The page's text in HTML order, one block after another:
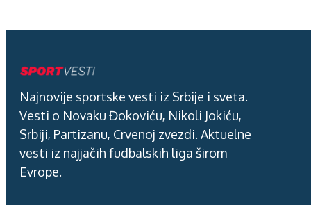
Najnovije sportske vesti iz Srbije i sveta.
Vesti o Novaku Đokoviću, Nikoli Jokiću,
Srbiji, Partizanu, Crvenoj zvezdi. Aktuelne
vesti iz najjačih fudbalskih liga širom
Evrope.